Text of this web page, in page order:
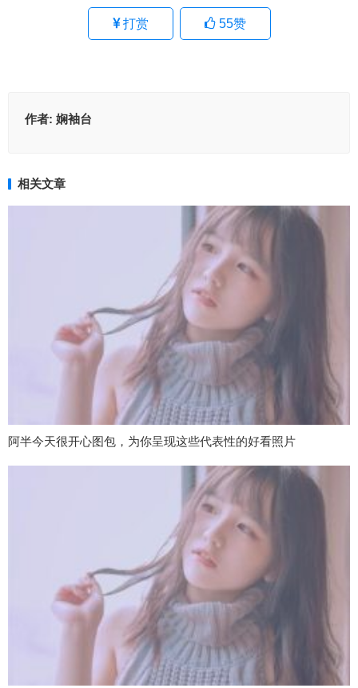
打赏 55赞
作者: 娴袖台
相关文章
阿半今天很开心图包，为你呈现这些代表性的好看照片